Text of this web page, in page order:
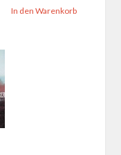
In den Warenkorb